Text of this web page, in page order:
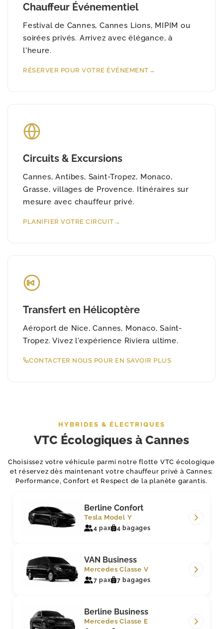
CHAUFFEUR PRIVÉ
TRANSFERTS AÉROPORT
TRANSFERT ÉVÉNEMENTS
RÉSERVATION
Chauffeur Événementiel
Festival de Cannes, Cannes Lions, MIPIM ou
soirées privés. Arrivez avec élégance, à
l'heure.
RÉSERVER POUR VOTRE ÉVÉNEMENT
Circuits & Excursions
Cannes, Antibes, Saint-Tropez, Monaco,
Grasse, villages de Provence. Itinéraires sur
mesure avec chauffeur privé.
PLANIFIER VOTRE CIRCUIT
Transfert en Hélicoptère
Aéroport de Nice, Cannes, Monaco, Saint-
Tropez. Vivez l'expérience Riviera ultime.
CONTACTER NOUS POUR EN SAVOIR PLUS
HYBRIDES & ÉLECTRIQUES
VTC Écologiques à Cannes
Choisissez votre véhicule parmi notre flotte VTC écologique
et réservez dès maintenant votre chauffeur privé à Cannes:
Performance, Confort et Respect de la planète garantis.
Berline Confort
Tesla Model Y
4 pax 4 bagages
VAN Business
Mercedes Classe V
7 pax 7 bagages
Berline Business
Mercedes Classe E